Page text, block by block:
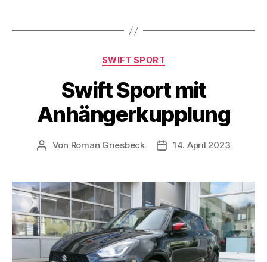
SWIFT SPORT
Swift Sport mit
Anhängerkupplung
Von Roman Griesbeck 14. April 2023